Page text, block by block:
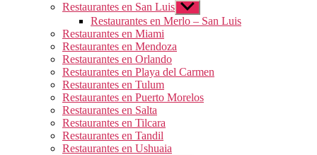
Restaurantes en San Luis Mostrar
el
submenú
Restaurantes en Merlo – San Luis
Restaurantes en Miami
Restaurantes en Mendoza
Restaurantes en Orlando
Restaurantes en Playa del Carmen
Restaurantes en Tulum
Restaurantes en Puerto Morelos
Restaurantes en Salta
Restaurantes en Tilcara
Restaurantes en Tandil
Restaurantes en Ushuaia